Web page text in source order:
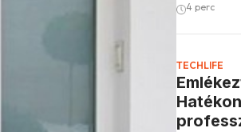
4 perc
TECHLIFE